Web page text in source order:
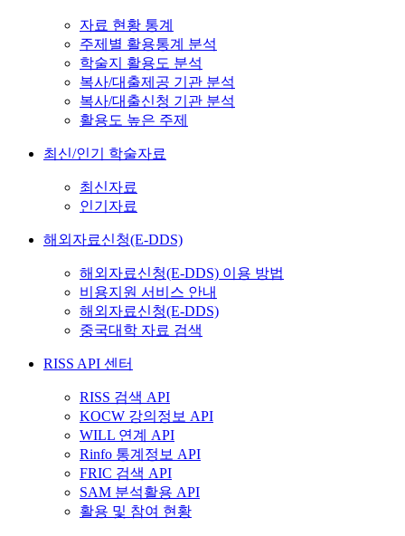
자료 현황 통계
주제별 활용통계 분석
학술지 활용도 분석
복사/대출제공 기관 분석
복사/대출신청 기관 분석
활용도 높은 주제
최신/인기 학술자료
최신자료
인기자료
해외자료신청(E-DDS)
해외자료신청(E-DDS) 이용 방법
비용지원 서비스 안내
해외자료신청(E-DDS)
중국대학 자료 검색
RISS API 센터
RISS 검색 API
KOCW 강의정보 API
WILL 연계 API
Rinfo 통계정보 API
FRIC 검색 API
SAM 분석활용 API
활용 및 참여 현황